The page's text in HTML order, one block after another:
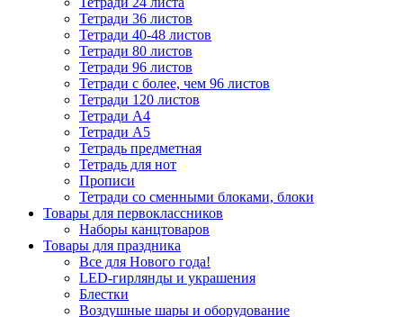
Тетради 36 листов
Тетради 40-48 листов
Тетради 80 листов
Тетради 96 листов
Тетради с более, чем 96 листов
Тетради 120 листов
Тетради А4
Тетради А5
Тетрадь предметная
Тетрадь для нот
Прописи
Тетради со сменными блоками, блоки
Товары для первоклассников
Наборы канцтоваров
Товары для праздника
Все для Нового года!
LED-гирлянды и украшения
Блестки
Воздушные шары и оборудование